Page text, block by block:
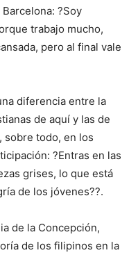
?Soy
trabajo mucho,
pero al final vale
diferencia entre la
de aquí y las de
sobre todo, en los
?Entras en las
grises, lo que está
de los jóvenes??.
de la Concepción,
de los filipinos en la